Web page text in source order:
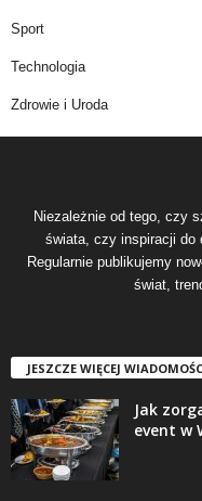
Sport
Technologia
Zdrowie i Uroda
Niezależnie od tego, czy
świata, czy inspiracji do
Regularnie publikujemy
świat,
JESZCZE WIĘCEJ
Jak
event w